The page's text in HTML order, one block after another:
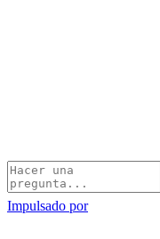
Impulsado por